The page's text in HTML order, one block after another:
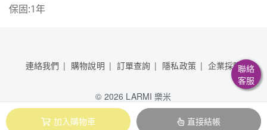
加入購物車 直接結帳
保固:1年
連絡我們 購物說明 訂單查詢 隱私政策 企業採購
© 2026 LARMI 樂米
晶讚企業有限公司 83151989
聯絡
客服